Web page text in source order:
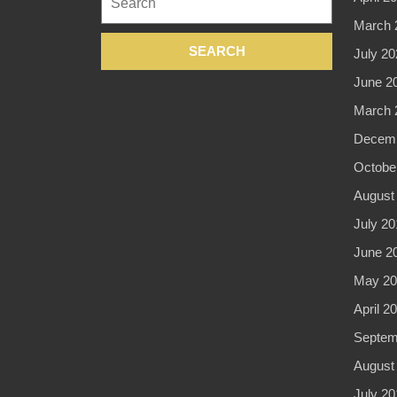
for:
March
July
June
March
August
July
June
May
April
August